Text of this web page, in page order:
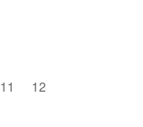
11 12